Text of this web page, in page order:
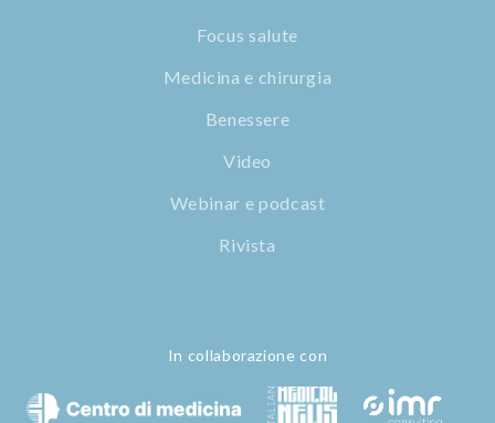
Focus salute
Medicina e chirurgia
Benessere
Video
Webinar e podcast
Rivista
In collaborazione con